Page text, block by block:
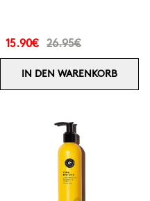
15.90€ 26.95€
IN DEN WARENKORB